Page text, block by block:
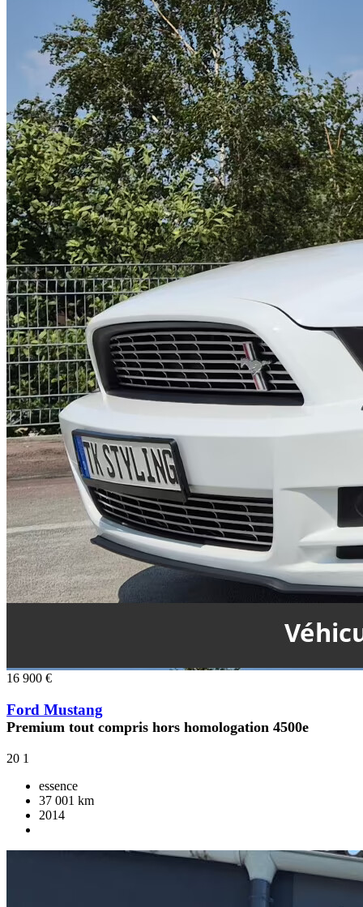
16 900 €
Ford Mustang
Premium tout compris hors homologation 4500e
20 1
essence
37 001 km
2014